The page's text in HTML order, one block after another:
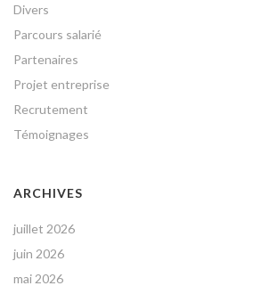
Divers
Parcours salarié
Partenaires
Projet entreprise
Recrutement
Témoignages
ARCHIVES
juillet 2026
juin 2026
mai 2026